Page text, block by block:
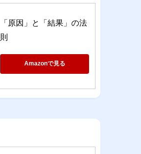
「原因」と「結果」の法
則
Amazonで見る